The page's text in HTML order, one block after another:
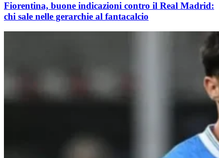
Fiorentina, buone indicazioni contro il Real Madrid:
chi sale nelle gerarchie al fantacalcio